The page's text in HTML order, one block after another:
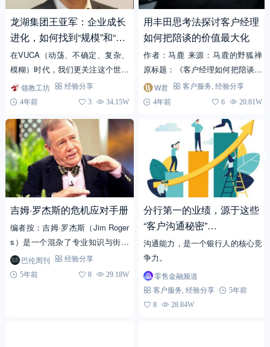
龙湖集团王亚军：企业成长
进化，如何找到“规模”和“敏
捷”之间的平衡？
在VUCA（动荡、不确定、复杂、
模糊）时代，我们更关注这个世界
的急剧变化以及未来的不确定性，
因此，敏捷思维、快速决策、动态
领教工坊
经验分享
4年前
3 34.15W
用丰田思考法探讨客户经理
如何把陪谈的价值最大化
作者：马鹿 来源：马鹿的野狐禅
原标题：《客户经理如何把陪谈的
价值最大化？》 在工作中，客户
经理往往需要邀请其他角色一起面
W君 客户服务 经验分享
4年前
6 20.81W
吉姆·罗杰斯的危机应对手册
编者按：吉姆·罗杰斯（Jim Roger
s）是一个混杂了专业知识与街头
智慧的投资家，没有人会忽视他对
经济大势的判断。罗杰斯近期发出
巴伦周刊
经验分享
5年前
8 29.18W
分行第一的业绩，源于这些
“客户沟通秘密”…
沟通能力，是一个银行人的核心竞
争力。
零售金融频道
客户服务 经验分享
5年前
8
28.84W